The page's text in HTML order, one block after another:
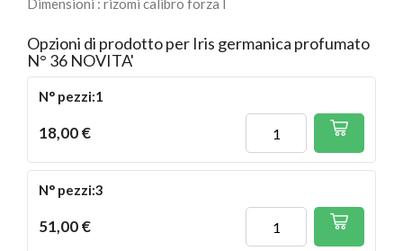
Dimensioni : rizomi calibro forza I
Opzioni di prodotto per Iris germanica profumato
N° 36 NOVITA'
N° pezzi:1
18,00 €
N° pezzi:3
51,00 €